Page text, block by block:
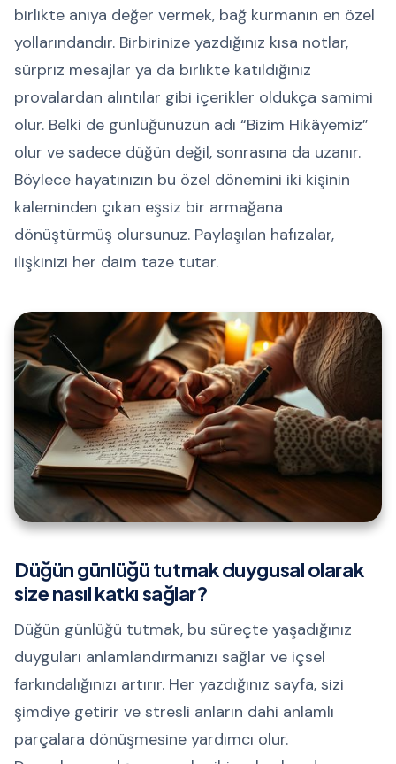
birlikte anıya değer vermek, bağ kurmanın en özel
yollarındandır. Birbirinize yazdığınız kısa notlar,
sürpriz mesajlar ya da birlikte katıldığınız
provalardan alıntılar gibi içerikler oldukça samimi
olur. Belki de günlüğünüzün adı “Bizim Hikâyemiz”
olur ve sadece düğün değil, sonrasına da uzanır.
Böylece hayatınızın bu özel dönemini iki kişinin
kaleminden çıkan eşsiz bir armağana
dönüştürmüş olursunuz. Paylaşılan hafızalar,
ilişkinizi her daim taze tutar.
Düğün günlüğü tutmak duygusal olarak
size nasıl katkı sağlar?
Düğün günlüğü tutmak, bu süreçte yaşadığınız
duyguları anlamlandırmanızı sağlar ve içsel
farkındalığınızı artırır. Her yazdığınız sayfa, sizi
şimdiye getirir ve stresli anların dahi anlamlı
parçalara dönüşmesine yardımcı olur.